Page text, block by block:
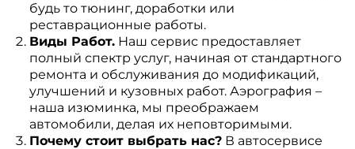
будь то тюнинг, доработки или
реставрационные работы.
Виды Работ.Наш сервис предоставляет
полный спектр услуг, начиная от стандартного
ремонта и обслуживания до модификаций,
улучшений и кузовных работ. Аэрография –
наша изюминка, мы преображаем
автомобили, делая их неповторимыми.
Почему стоит выбрать нас?В автосервисе